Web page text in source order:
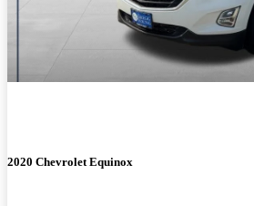
2020 Chevrolet Equinox